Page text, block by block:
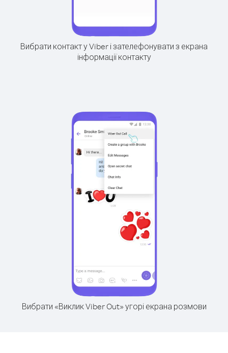
Вибрати контакт у Viber і зателефонувати з екрана
інформації контакту
Вибрати «Виклик Viber Out» угорі екрана розмови